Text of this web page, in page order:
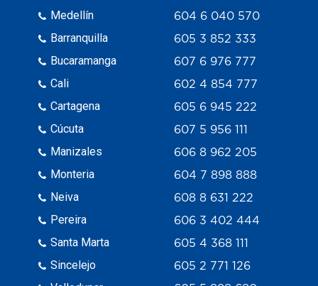
Medellín
Barranquilla
Bucaramanga
Cali
Cartagena
Cúcuta
Manizales
Monteria
Neiva
Pereira
Santa Marta
Sincelejo
604 6 040 570
605 3 852 333
607 6 976 777
602 4 854 777
605 6 945 222
607 5 956 111
606 8 962 205
604 7 898 888
608 8 631 222
606 3 402 444
605 4 368 111
605 2 771 126